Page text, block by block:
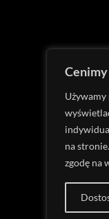
na
zgodę na